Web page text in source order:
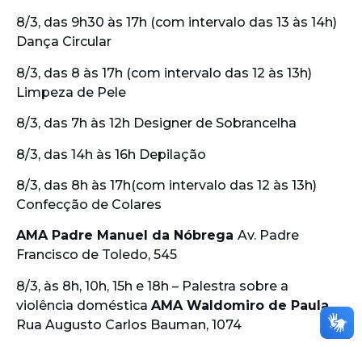
8/3, das 9h30 às 17h (com intervalo das 13 às 14h)
Dança Circular
8/3, das 8 às 17h (com intervalo das 12 às 13h)
Limpeza de Pele
8/3, das 7h às 12h Designer de Sobrancelha
8/3, das 14h às 16h Depilação
8/3, das 8h às 17h(com intervalo das 12 às 13h)
Confecção de Colares
AMA Padre Manuel da Nóbrega Av. Padre
Francisco de Toledo, 545
8/3, às 8h, 10h, 15h e 18h – Palestra sobre a
violência doméstica AMA Waldomiro de Paula
Rua Augusto Carlos Bauman, 1074